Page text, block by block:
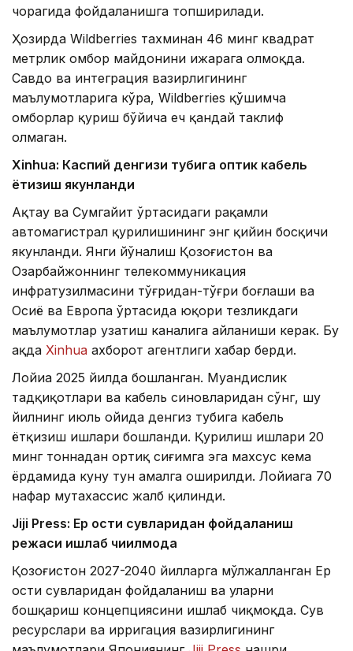
чорагида фойдаланишга топширилади.
Ҳозирда Wildberries тахминан 46 минг квадрат
метрлик омбор майдонини ижарага олмоқда.
Савдо ва интеграция вазирлигининг
маълумотларига кўра, Wildberries қўшимча
омборлар қуриш бўйича ҳеч қандай таклиф
олмаган.
Xinhuа: Каспий денгизи тубига оптик кабель
ётқизиш якунланди
Ақтау ва Сумгайит ўртасидаги рақамли
автомагистрал қурилишининг энг қийин босқичи
якунланди. Янги йўналиш Қозоғистон ва
Озарбайжоннинг телекоммуникация
инфратузилмасини тўғридан-тўғри боғлаши ва
Осиё ва Европа ўртасида юқори тезликдаги
маълумотлар узатиш каналига айланиши керак. Бу
ҳақда Xinhua ахборот агентлиги хабар берди.
Лойиҳа 2025 йилда бошланган. Муҳандислик
тадқиқотлари ва кабель синовларидан сўнг, шу
йилнинг июль ойида денгиз тубига кабель
ётқизиш ишлари бошланди. Қурилиш ишлари 20
минг тоннадан ортиқ сиғимга эга махсус кема
ёрдамида куну тун амалга оширилди. Лойиҳага 70
нафар мутахассис жалб қилинди.
Jiji Press: Ер ости сувларидан фойдаланиш
режаси ишлаб чиқилмоқда
Қозоғистон 2027-2040 йилларга мўлжалланган Ер
ости сувларидан фойдаланиш ва уларни
бошқариш концепциясини ишлаб чиқмоқда. Сув
ресурслари ва ирригация вазирлигининг